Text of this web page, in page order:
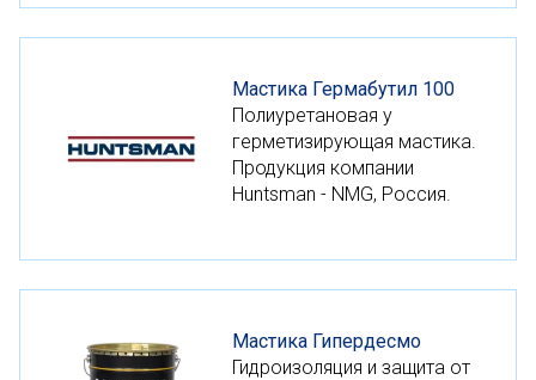
Мастика Гермабутил 100
Полиуретановая у
герметизирующая мастика.
Продукция компании
Huntsman - NMG, Россия.
Мастика Гипердесмо
Гидроизоляция и защита от